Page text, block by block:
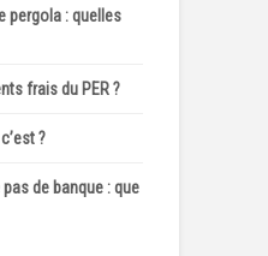
pergola : quelles
frais du PER ?
?
de banque : que